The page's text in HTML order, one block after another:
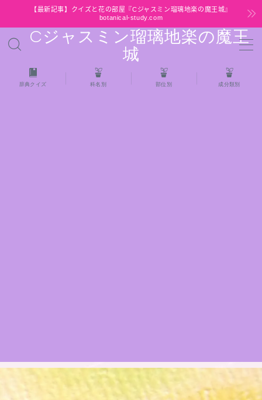
【最新記事】クイズと花の部屋『Cジャスミン瑠璃地楽の魔王城』
botanical-study.com
Cジャスミン瑠璃地楽の魔王
城
MENU
HOME
公式ウェブサイト『Botanical Study』
辞典クイズ 科名別 部位別 成分類別